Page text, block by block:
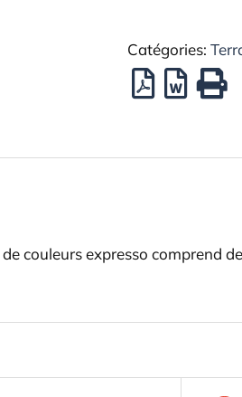
Catégories:
couleurs expresso comprend